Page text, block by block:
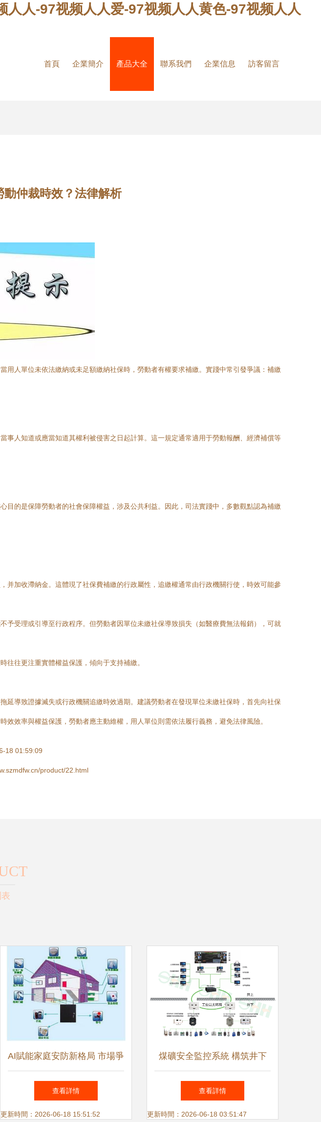
人-97视频人人爱-97视频人人黄色-97视频人人
首頁 企業簡介 產品大全 聯系我們 企業信息 訪客留言
仲裁時效？法律解析
人單位未依法繳納或未足額繳納社保時，勞動者有權要求補繳。實踐中常引發爭議：補繳
人知道或應當知道其權利被侵害之日起計算。這一規定通常適用于勞動報酬、經濟補償等
的是保障勞動者的社會保障權益，涉及公共利益。因此，司法實踐中，多數觀點認為補繳
并加收滯納金。這體現了社保費補繳的行政屬性，追繳權通常由行政機關行使，時效可能參
受理或引導至行政程序。但勞動者因單位未繳社保導致損失（如醫療費無法報銷），可就
往往更注重實體權益保護，傾向于支持補繳。
導致證據滅失或行政機關追繳時效過期。建議勞動者在發現單位未繳社保時，首先向社保
效率與權益保護，勞動者應主動維權，用人單位則需依法履行義務，避免法律風險。
18 01:59:09
product/22.html
AI賦能家庭安防新格局 市場爭
奪戰升級與未來展望
查看詳情
更新時間：2026-06-18 15:51:52
煤礦安全監控系統 構筑井下
生命防線的智能守護者
查看詳情
更新時間：2026-06-18 03:51:47